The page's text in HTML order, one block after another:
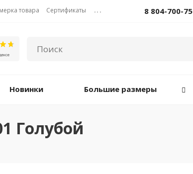
товара Сертификаты ... 8 804-700-
Новинки Большие размеры
Голубой